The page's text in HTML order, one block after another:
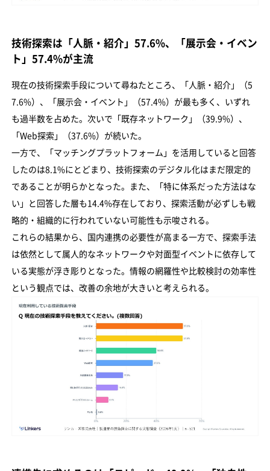
技術探索は「人脈・紹介」57.6%、「展示会・イベン
ト」57.4%が主流
現在の技術探索手段について尋ねたところ、「人脈・紹介」（5
7.6%）、「展示会・イベント」（57.4%）が最も多く、いずれ
も過半数を占めた。次いで「既存ネットワーク」（39.9%）、
「Web探索」（37.6%）が続いた。
一方で、「マッチングプラットフォーム」を活用していると回答
したのは8.1%にとどまり、技術探索のデジタル化はまだ限定的
であることが明らかとなった。また、「特に体系だった方法はな
い」と回答した層も14.4%存在しており、探索活動が必ずしも戦
略的・組織的に行われていない可能性も示唆される。
これらの結果から、国内連携の必要性が高まる一方で、探索手法
は依然として属人的なネットワークや対面型イベントに依存して
いる実態が浮き彫りとなった。情報の網羅性や比較検討の効率性
という観点では、改善の余地が大きいと考えられる。